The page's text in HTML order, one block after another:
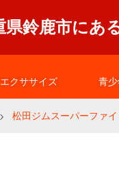
エクササイズ 青
松田ジムスーパーファイ